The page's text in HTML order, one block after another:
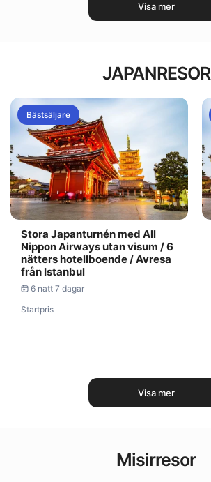
Visa mer
JAPANRESOR
Bästsäljare
Stora Japanturnén med All
Nippon Airways utan visum / 6
nätters hotellboende / Avresa
från Istanbul
6 natt 7 dagar
Startpris
Visa mer
Misirresor